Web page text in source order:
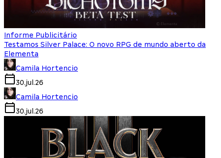
Informe Publicitário
Testamos Silver Palace: O novo RPG de mundo aberto da
Elementa
Camila Hortencio
30.jul.26
Camila Hortencio
30.jul.26